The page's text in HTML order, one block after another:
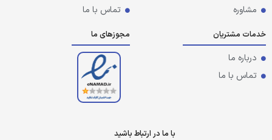
مشاوره
تماس با ما
خدمات مشتریان
درباره ما
تماس با ما
مجوزهای ما
با ما در ارتباط باشید